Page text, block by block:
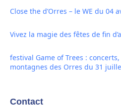
Close the d’Orres – le WE du 04
Vivez la magie des fêtes de fin
festival Game of Trees :
montagnes des Orres du 31
Contact